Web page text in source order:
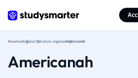
ResumesAnglaisLittérature anglaiseAmericanah
Americanah